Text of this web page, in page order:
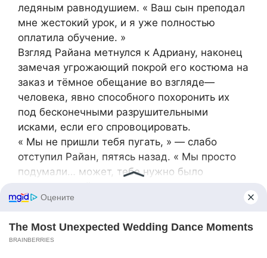
ледяным равнодушием. « Ваш сын преподал
мне жестокий урок, и я уже полностью
оплатила обучение. »
Взгляд Райана метнулся к Адриану, наконец
замечая угрожающий покрой его костюма на
заказ и тёмное обещание во взгляде—
человека, явно способного похоронить их
под бесконечными разрушительными
исками, если его спровоцировать.
« Мы не пришли тебя пугать, » — слабо
отступил Райан, пятясь назад. « Мы просто
подумали… может, тебе нужно было
« Завершение для меня наступило в тот
— это подарок, а не потеря, » — заявила